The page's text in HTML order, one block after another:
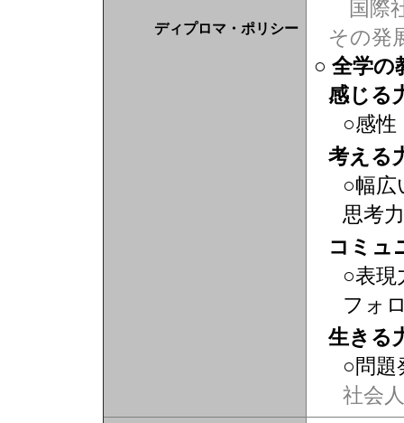
ディプロマ・ポリシー
国際
その発
○ 全学の
感じる
○感性
考える
○幅広
思考力
コミュ
○表現
フォ
生きる
○問題
社会